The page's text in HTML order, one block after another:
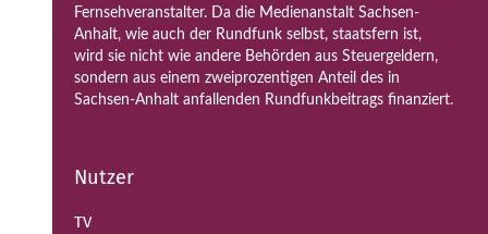
Fernsehveranstalter. Da die Medienanstalt Sachsen-
Anhalt, wie auch der Rundfunk selbst, staatsfern ist,
wird sie nicht wie andere Behörden aus Steuergeldern,
sondern aus einem zweiprozentigen Anteil des in
Sachsen-Anhalt anfallenden Rundfunkbeitrags finanziert.
Nutzer
TV